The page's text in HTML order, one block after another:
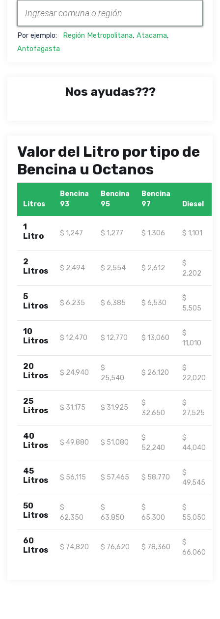
Por ejemplo: Región Metropolitana, Atacama,
Antofagasta
Nos ayudas???
Valor del Litro por tipo de
Bencina u Octanos
Litros
Bencina
93
Bencina
95
Bencina
97
Diesel
1
Litro
$ 1,247 $ 1,277 $ 1,306 $ 1,101
2
Litros
$ 2,494 $ 2,554 $ 2,612
$
2,202
5
Litros
$ 6,235 $ 6,385 $ 6,530
$
5,505
10
Litros
$ 12,470 $ 12,770 $ 13,060
$
11,010
20
Litros
$ 24,940
$
25,540
$ 26,120
$
22,020
25
Litros
$ 31,175 $ 31,925
$
32,650
$
27,525
40
Litros
$ 49,880 $ 51,080
$
52,240
$
44,040
45
Litros
$ 56,115 $ 57,465 $ 58,770
$
49,545
50
Litros
$
62,350
$
63,850
$
65,300
$
55,050
60
Litros
$ 74,820 $ 76,620 $ 78,360
$
66,060